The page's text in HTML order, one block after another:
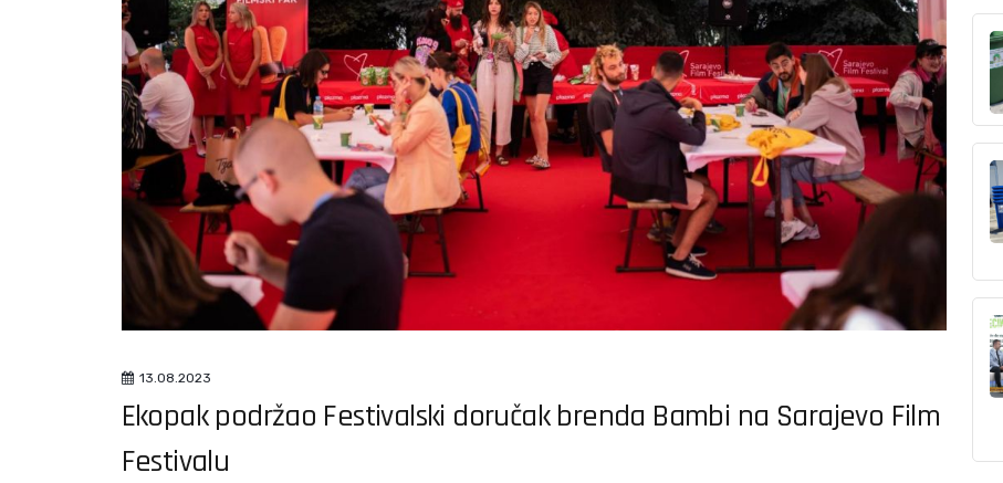
13.08.2023
Ekopak podržao Festivalski doručak brenda Bambi na Sarajevo Film
Festivalu